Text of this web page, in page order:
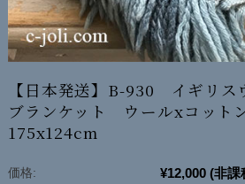
【日本発送】B-930 イギリス
ブランケット ウールxコット
175x124cm
価格: ¥12,000 (非課